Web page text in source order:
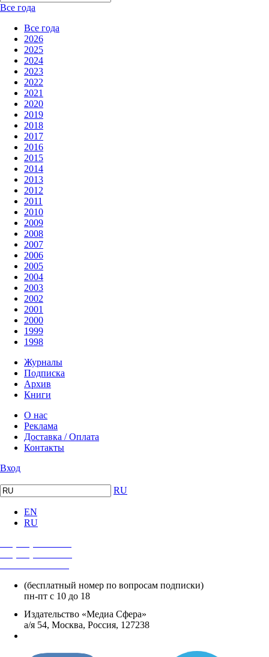
Все года
Все года
2026
2025
2024
2023
2022
2021
2020
2019
2018
2017
2016
2015
2014
2013
2012
2011
2010
2009
2008
2007
2006
2005
2004
2003
2002
2001
2000
1999
1998
Журналы
Подписка
Архив
Книги
О нас
Реклама
Доставка / Оплата
Контакты
Вход
RU
EN
RU
(бесплатный номер по вопросам подписки)
пн-пт с 10 до 18
Издательство «Медиа Сфера»
а/я 54, Москва, Россия, 127238